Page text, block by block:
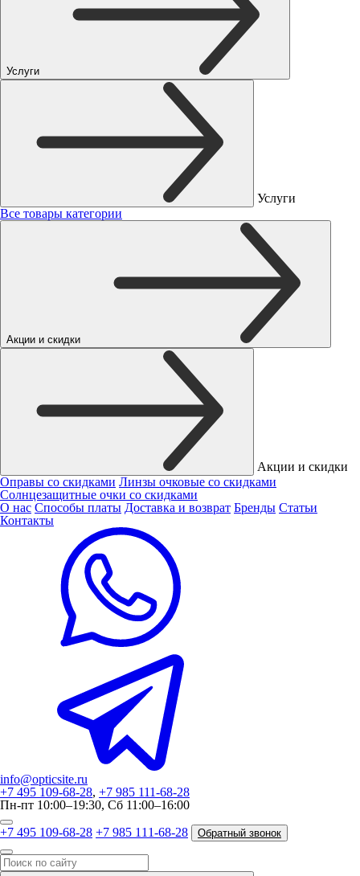
Услуги
Услуги
Все товары категории
Акции и скидки
Акции и скидки
Оправы со скидками Линзы очковые со скидками
Солнцезащитные очки со скидками
О нас Способы платы Доставка и возврат Бренды Статьи
Контакты
info@opticsite.ru
+7 495 109-68-28, +7 985 111-68-28
Пн-пт 10:00–19:30, Сб 11:00–16:00
+7 495 109-68-28 +7 985 111-68-28 Обратный звонок